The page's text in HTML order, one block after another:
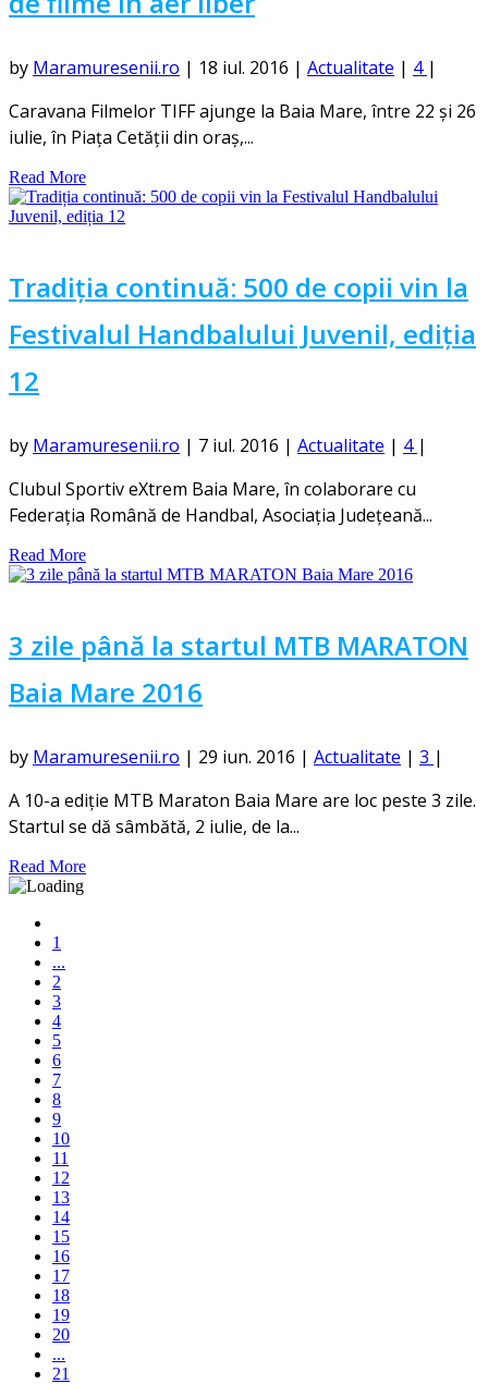
by Maramuresenii.ro | 18 iul. 2016 | Actualitate | 4 |
Caravana Filmelor TIFF ajunge la Baia Mare, între 22 și 26
iulie, în Piața Cetății din oraș,...
Read More
Tradiția continuă: 500 de copii vin la
Festivalul Handbalului Juvenil, ediția
12
by Maramuresenii.ro | 7 iul. 2016 | Actualitate | 4 |
Clubul Sportiv eXtrem Baia Mare, în colaborare cu
Federația Română de Handbal, Asociația Județeană...
Read More
3 zile până la startul MTB MARATON
Baia Mare 2016
by Maramuresenii.ro | 29 iun. 2016 | Actualitate | 3 |
A 10-a ediție MTB Maraton Baia Mare are loc peste 3 zile.
Startul se dă sâmbătă, 2 iulie, de la...
Read More
1
...
2
3
4
5
6
7
8
9
10
11
12
13
14
15
16
17
18
19
20
...
21